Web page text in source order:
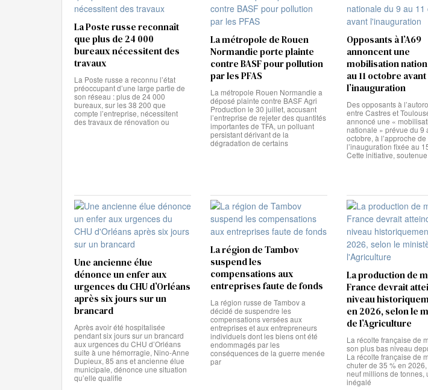
La Poste russe reconnaît
que plus de 24 000
bureaux nécessitent des
travaux
La Poste russe a reconnu l’état
préoccupant d’une large partie de
son réseau : plus de 24 000
bureaux, sur les 38 200 que
compte l’entreprise, nécessitent
des travaux de rénovation ou
La métropole de Rouen
Normandie porte plainte
contre BASF pour pollution
par les PFAS
La métropole Rouen Normandie a
déposé plainte contre BASF Agri
Production le 30 juillet, accusant
l’entreprise de rejeter des quantités
importantes de TFA, un polluant
persistant dérivant de la
dégradation de certains
Opposants à l’A69
annoncent une
mobilisation
au 11 octobre avant
l’inauguration
Des opposants à
entre Castres et
annoncé une «
nationale » prévue du 9
octobre, à l’approche de
l’inauguration fixée au
Cette initiative,
Une ancienne élue
dénonce un enfer aux
urgences du CHU d’Orléans
après six jours sur un
brancard
Après avoir été hospitalisée
pendant six jours sur un brancard
aux urgences du CHU d’Orléans
suite à une hémorragie, Nino-Anne
Dupieux, 85 ans et ancienne élue
municipale, dénonce une situation
qu’elle qualifie
La région de Tambov
suspend les
compensations aux
entreprises faute de fonds
La région russe de Tambov a
décidé de suspendre les
compensations versées aux
entreprises et aux entrepreneurs
individuels dont les biens ont été
endommagés par les
conséquences de la guerre menée
par
La production de
France devrait
niveau
en 2026, selon le
de l’Agriculture
La récolte française de
son plus bas niveau
La récolte française de
chuter de 35 % en
neuf millions de tonnes,
inégalé